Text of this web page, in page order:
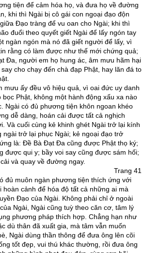
tiện để cảm hóa họ, và đưa họ về đường
khi thì Ngài bị cô gái con ngoại đạo độn
Ðạo tràng để vu oan cho Ngài; khi thì
đuổi theo quyết giết Ngài để lấy ngón tay
ngàn ngón mà nó đã giết người để lấy, vì
rằng có làm được như thế mới chứng quả;
Ða, người em họ hung ác, âm mưu hãm hại
cho chạy đến chà đạp Phật, hay lăn đá to
mưu ấy đều vô hiệu quả, vì oai đức uy danh
Phật, không một hành động xấu xa nào
Ngài có đủ phương tiện khôn ngoan khéo
dễ dàng, hoán cải được tất cả nghịch
Và cuối cùng kẻ khinh ghét Ngài trở lại kính
ngài trở lại phục Ngài; kẻ ngoại đạo trở
là: Ðề Bà Ðạt Ða cũng được Phật thọ ký;
được qui y; bầy voi say cũng được sám hối;
và quay về đường ngay.
Trang 41
đủ muôn ngàn phương tiện thích ứng với
hoàn cảnh để hóa độ tất cả những ai mà
Ðạo của Ngài. Không phải chỉ ở ngoài
Ngài, Ngài cũng tuỳ theo căn cơ, tâm lý
phương pháp thích hợp. Chẳng hạn như
dù thân đã xuất gia, mà tâm vẫn muốn
Ngài dùng thần thông để đưa ông lên cõi
tốt đẹp, vui thú khác thường, rồi đưa ông